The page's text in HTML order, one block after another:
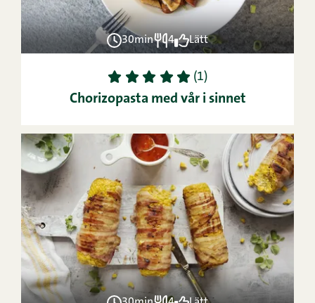
30min 4 Lätt
1 2 3 4 5 (1)
Chorizopasta med vår i sinnet